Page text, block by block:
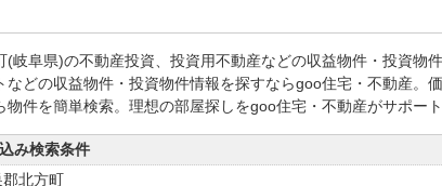
(岐阜県)の不動産投資、投資用不動産などの収益物件・投資物
などの収益物件・投資物件情報を探すならgoo住宅・不動産。
物件を簡単検索。理想の部屋探しをgoo住宅・不動産がサポート
み検索条件
郡北方町